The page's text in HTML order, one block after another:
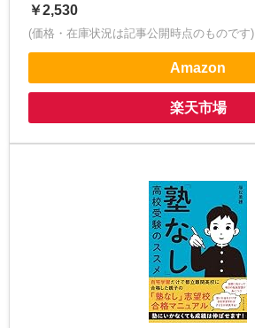
￥2,530
(価格・在庫状況は記事公開時点のものです)
Amazon
楽天市場